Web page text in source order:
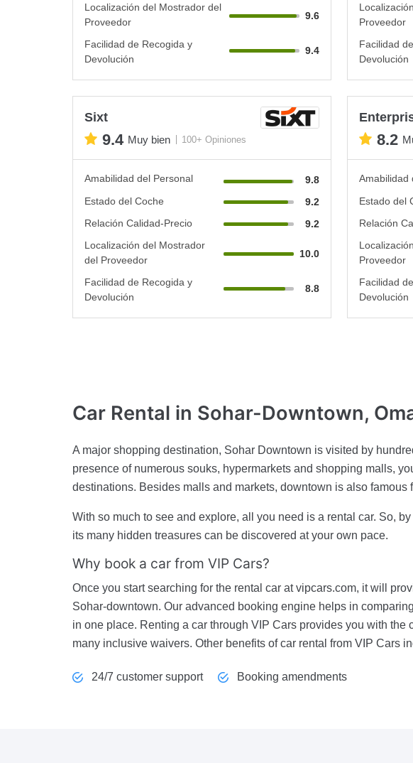
Localización del Mostrador del
Proveedor
9.6
Facilidad de Recogida y
Devolución
9.4
Proveedor
Facilidad
Devolución
Sixt
9.4 Muy bien 100+ Opiniones
Amabilidad del Personal
9.8
Estado del Coche
9.2
Relación Calidad-Precio
9.2
Localización del Mostrador
del Proveedor
10.0
Facilidad de Recogida y
Devolución
8.8
8.2
Amabilidad
Estado del
Relación
Proveedor
Facilidad
Devolución
Car Rental in Sohar-Downtown,
A major shopping destination, Sohar Downtown is visited by
presence of numerous souks, hypermarkets and shopping malls,
destinations. Besides malls and markets, downtown is also famous
With so much to see and explore, all you need is a rental car. So,
its many hidden treasures can be discovered at your own pace.
Why book a car from VIP Cars?
Once you start searching for the rental car at vipcars.com, it will
Sohar-downtown. Our advanced booking engine helps in
in one place. Renting a car through VIP Cars provides you with the
many inclusive waivers. Other benefits of car rental from VIP Cars
24/7 customer support Booking amendments